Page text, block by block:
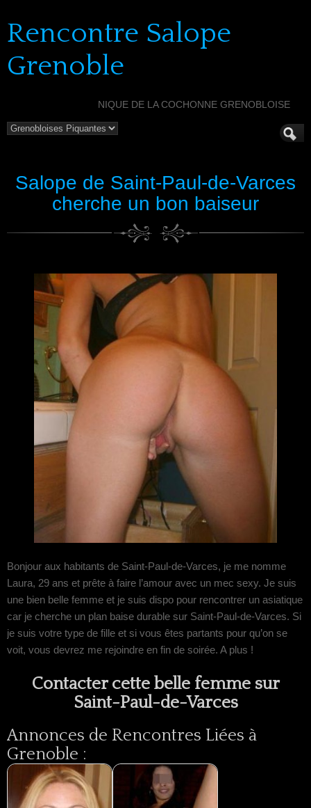
Rencontre Salope
Grenoble
NIQUE DE LA COCHONNE GRENOBLOISE
Salope de Saint-Paul-de-Varces
cherche un bon baiseur
Bonjour aux habitants de Saint-Paul-de-Varces, je me nomme
Laura, 29 ans et prête à faire l’amour avec un mec sexy. Je suis
une bien belle femme et je suis dispo pour rencontrer un asiatique
car je cherche un plan baise durable sur Saint-Paul-de-Varces. Si
je suis votre type de fille et si vous êtes partants pour qu’on se
voit, vous devrez me rejoindre en fin de soirée. A plus !
Contacter cette belle femme sur
Saint-Paul-de-Varces
Annonces de Rencontres Liées à
Grenoble :